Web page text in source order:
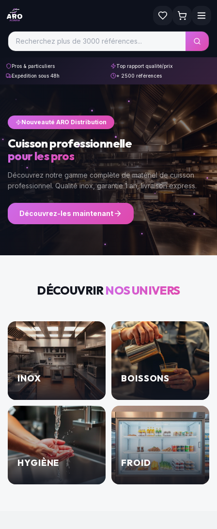
Pros & particuliers
Top rapport qualité/prix
Expédition sous 48h
+ 2500 références
Nouveauté ARO Distribution
Cuisson professionnelle
pour les pros
Découvrez notre gamme complète de matériel de cuisson
professionnel. Qualité inox, garantie 1 an, livraison express.
Découvrez-les maintenant
DÉCOUVRIRNOS UNIVERS
INOX BOISSONS
HYGIÈNE FROID